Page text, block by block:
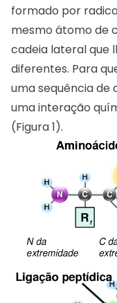
formado por
mesmo átomo de
cadeia lateral que
diferentes. Para
uma sequência
uma interação
(Figura 1).